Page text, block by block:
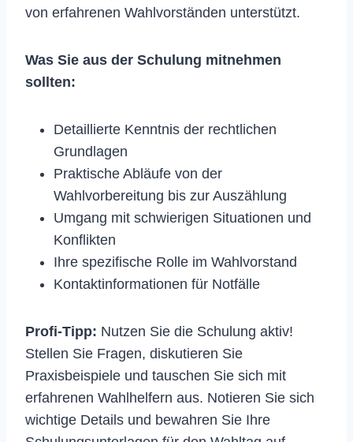
von erfahrenen Wahlvorständen unterstützt.
Was Sie aus der Schulung mitnehmen
sollten:
Detaillierte Kenntnis der rechtlichen
Grundlagen
Praktische Abläufe von der
Wahlvorbereitung bis zur Auszählung
Umgang mit schwierigen Situationen und
Konflikten
Ihre spezifische Rolle im Wahlvorstand
Kontaktinformationen für Notfälle
Profi-Tipp: Nutzen Sie die Schulung aktiv!
Stellen Sie Fragen, diskutieren Sie
Praxisbeispiele und tauschen Sie sich mit
erfahrenen Wahlhelfern aus. Notieren Sie sich
wichtige Details und bewahren Sie Ihre